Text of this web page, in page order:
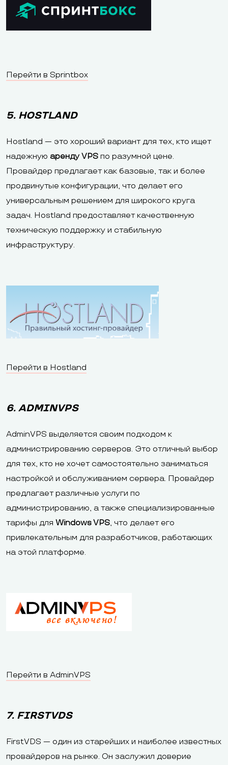
Перейти в Sprintbox
5. HOSTLAND
Hostland — это хороший вариант для тех, кто ищет
надежную аренду VPS по разумной цене.
Провайдер предлагает как базовые, так и более
продвинутые конфигурации, что делает его
универсальным решением для широкого круга
задач. Hostland предоставляет качественную
техническую поддержку и стабильную
инфраструктуру.
Перейти в Hostland
6. ADMINVPS
AdminVPS выделяется своим подходом к
администрированию серверов. Это отличный выбор
для тех, кто не хочет самостоятельно заниматься
настройкой и обслуживанием сервера. Провайдер
предлагает различные услуги по
администрированию, а также специализированные
тарифы для Windows VPS, что делает его
привлекательным для разработчиков, работающих
на этой платформе.
Перейти в AdminVPS
7. FIRSTVDS
FirstVDS — один из старейших и наиболее известных
провайдеров на рынке. Он заслужил доверие